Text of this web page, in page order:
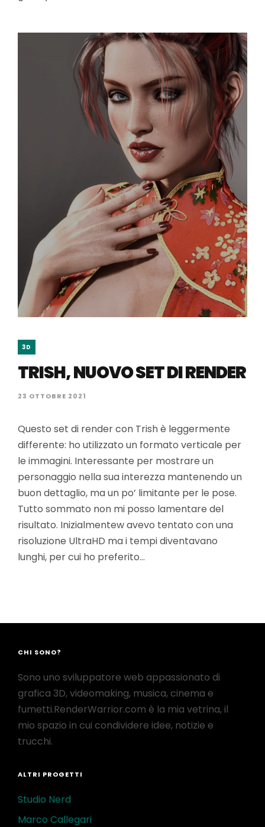
3D
TRISH, NUOVO SET DI RENDER
23 OTTOBRE 2021
Questo set di render con Trish è leggermente
differente: ho utilizzato un formato verticale per
le immagini. Interessante per mostrare un
personaggio nella sua interezza mantenendo un
buon dettaglio, ma un po’ limitante per le pose.
Tutto sommato non mi posso lamentare del
risultato. Inizialmentew avevo tentato con una
risoluzione UltraHD ma i tempi diventavano
lunghi, per cui ho preferito…
CHI SONO?
Sono uno sviluppatore web appassionato di
grafica 3D, videomaking, musica, cinema e
fumetti.RenderWarrior.com è la mia vetrina, il
mio spazio in cui condividere idee, notizie e
trucchi.
ALTRI PROGETTI
Studio Nerd
Marco Callegari